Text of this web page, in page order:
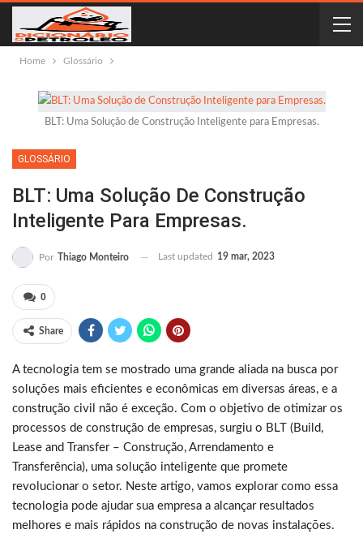
Home Glossário
BLT: Uma Solução de Construção Inteligente para Empresas.
GLOSSÁRIO
BLT: Uma Solução De Construção
Inteligente Para Empresas.
Por Thiago Monteiro Last updated 19 mar, 2023
0
Share
A tecnologia tem se mostrado uma grande aliada na busca por
soluções mais eficientes e econômicas em diversas áreas, e a
construção civil não é exceção. Com o objetivo de otimizar os
processos de construção de empresas, surgiu o BLT (Build,
Lease and Transfer – Construção, Arrendamento e
Transferência), uma solução inteligente que promete
revolucionar o setor. Neste artigo, vamos explorar como essa
tecnologia pode ajudar sua empresa a alcançar resultados
melhores e mais rápidos na construção de novas instalações.